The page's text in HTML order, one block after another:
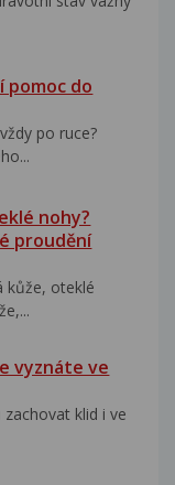
pomoc do
po ruce?
nohy?
proudění
kůže, oteklé
vyznáte ve
klid i ve